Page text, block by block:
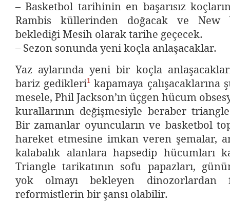
– Basketbol tarihinin en başarısız
Rambis küllerinden doğacak ve New
beklediği Mesih olarak tarihe geçecek.
– Sezon sonunda yeni koçla anlaşacaklar.
Yaz aylarında yeni bir koçla
bariz gedikleri1 kapamaya çalışacaklarına
mesele, Phil Jackson’ın üçgen hücum
kurallarının değişmesiyle beraber
Bir zamanlar oyuncuların ve basketbol
hareket etmesine imkan veren şemalar,
kalabalık alanlara hapsedip hücumları
Triangle tarikatının sofu papazları,
yok olmayı bekleyen dinozorlardan
reformistlerin bir şansı olabilir.